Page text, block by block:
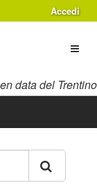
Accedi
data del Trentino